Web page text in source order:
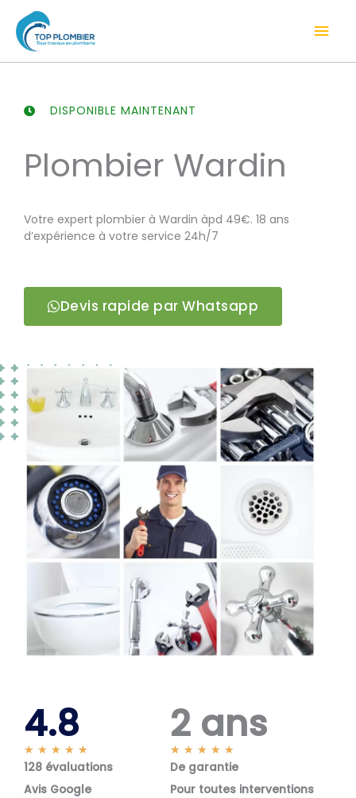
contenu
DISPONIBLE MAINTENANT
Plombier Wardin
Votre expert plombier à Wardin àpd 49€. 18 ans
d’expérience à votre service 24h/7
Devis rapide par Whatsapp
4.8
★ ★ ★ ★ ★
o
128 évaluations
Avis Google
2 ans
★ ★ ★ ★ ★
o
De garantie
Pour toutes interventions